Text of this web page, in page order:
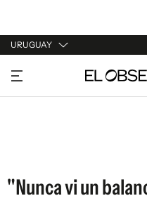
URUGUAY
URUGUAY
ARGENTINA
"Nunca vi un